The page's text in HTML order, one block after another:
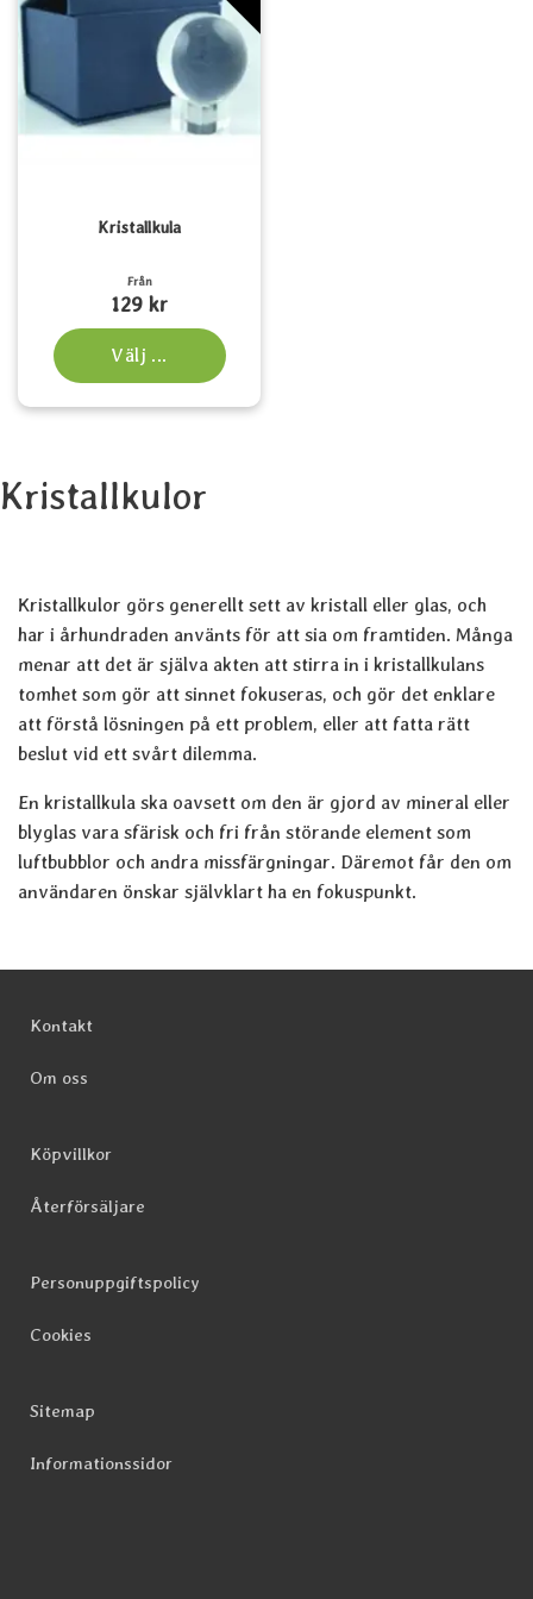
Kristallkula
Från
129 kr
Välj ...
Kristallkulor
Kristallkulor görs generellt sett av kristall eller glas, och
har i århundraden använts för att sia om framtiden. Många
menar att det är själva akten att stirra in i kristallkulans
tomhet som gör att sinnet fokuseras, och gör det enklare
att förstå lösningen på ett problem, eller att fatta rätt
beslut vid ett svårt dilemma.
En kristallkula ska oavsett om den är gjord av mineral eller
blyglas vara sfärisk och fri från störande element som
luftbubblor och andra missfärgningar. Däremot får den om
användaren önskar självklart ha en fokuspunkt.
Kontakt
Om oss
Köpvillkor
Återförsäljare
Personuppgiftspolicy
Cookies
Sitemap
Informationssidor